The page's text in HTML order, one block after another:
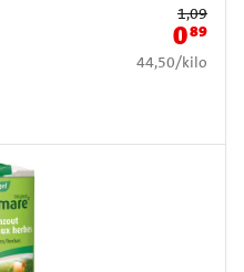
Oude prijs: €
1,09
Nieuwe
089
€ 44,50 per kilo
44,50/kilo